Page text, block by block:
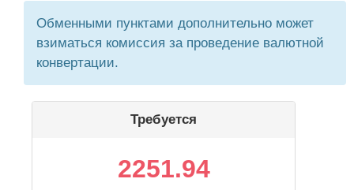
Обменными пунктами дополнительно может
взиматься комиссия за проведение валютной
конвертации.
Требуется
2251.94